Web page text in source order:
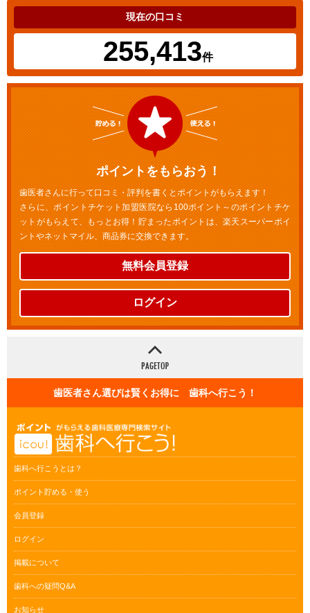
現在の口コミ
255,413件
ポイントをもらおう！
歯医者さんに行って口コミ・評判を書くとポイントがもらえます！
さらに、ポイントチケット加盟医院なら100ポイント～のポイントチケ
ットがもらえて、もっとお得！貯まったポイントは、楽天スーパーポイ
ントやネットマイル、商品券に交換できます。
無料会員登録
ログイン
歯医者さん選びは賢くお得に 歯科へ行こう！
歯科へ行こうとは？
ポイント貯める・使う
会員登録
ログイン
掲載について
歯科への疑問Q&A
お知らせ